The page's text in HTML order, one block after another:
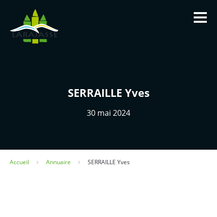
SERRAILLE Yves
30 mai 2024
Accueil Annuaire SERRAILLE Yves
Vivre à Larajasse
Panneau de gestion des cookies